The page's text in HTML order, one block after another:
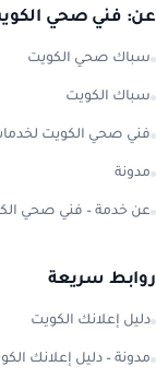
عن: فني صحي
سباك صحي الكويت
سباك الكويت
فني صحي الكويت
مدونة
عن خدمة – فني صحي
روابط سريعة
دليل إعلانك الكويت
مدونة – دليل إعلانك